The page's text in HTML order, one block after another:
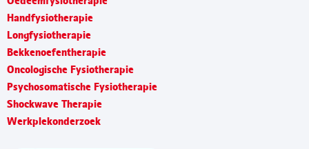
Handfysiotherapie
Longfysiotherapie
Bekkenoefentherapie
Oncologische Fysiotherapie
Psychosomatische Fysiotherapie
Shockwave Therapie
Werkplekonderzoek